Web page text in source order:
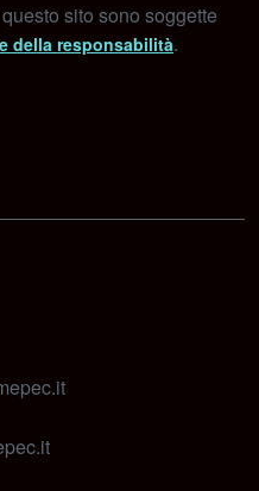
sito sono soggette
della responsabilità.